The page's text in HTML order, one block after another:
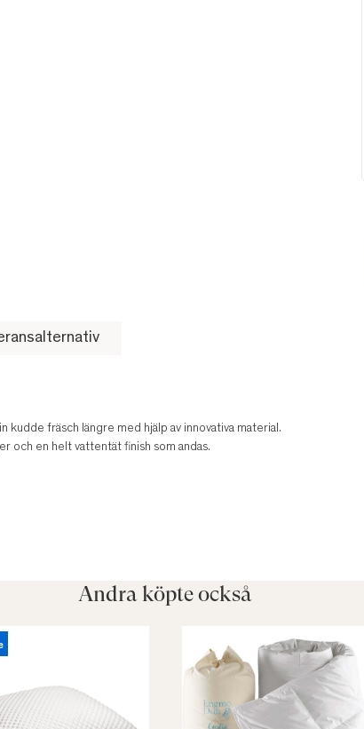
fräsch längre med hjälp av innovativa material.
och en helt vattentät finish som andas.
Andra köpte också